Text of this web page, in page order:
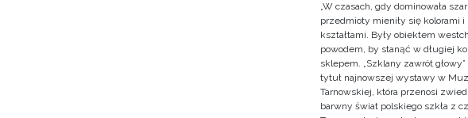
„W czasach, gdy dominowała
przedmioty mieniły się kolorami i
kształtami. Były obiektem
powodem, by stanąć w długiej
sklepem. „Szklany zawrót
tytuł najnowszej wystawy w
Tarnowskiej, która przenosi
barwny świat polskiego szkła z